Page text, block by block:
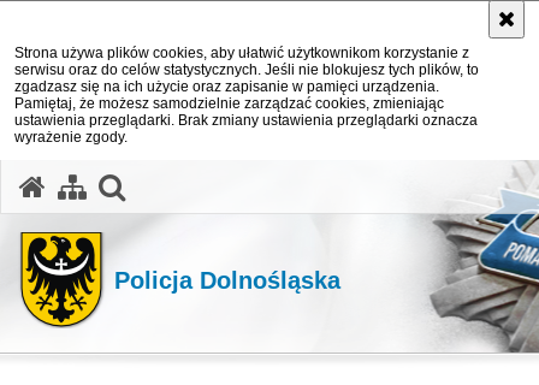
Strona używa plików cookies, aby ułatwić użytkownikom korzystanie z
serwisu oraz do celów statystycznych. Jeśli nie blokujesz tych plików, to
zgadzasz się na ich użycie oraz zapisanie w pamięci urządzenia.
Pamiętaj, że możesz samodzielnie zarządzać cookies, zmieniając
ustawienia przeglądarki. Brak zmiany ustawienia przeglądarki oznacza
wyrażenie zgody.
Policja Dolnośląska